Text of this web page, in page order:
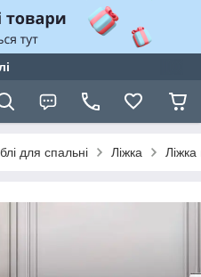
для спальні Ліжка Ліжка